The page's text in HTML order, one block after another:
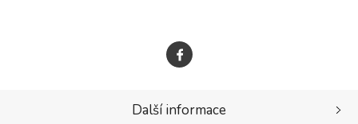
Další informace